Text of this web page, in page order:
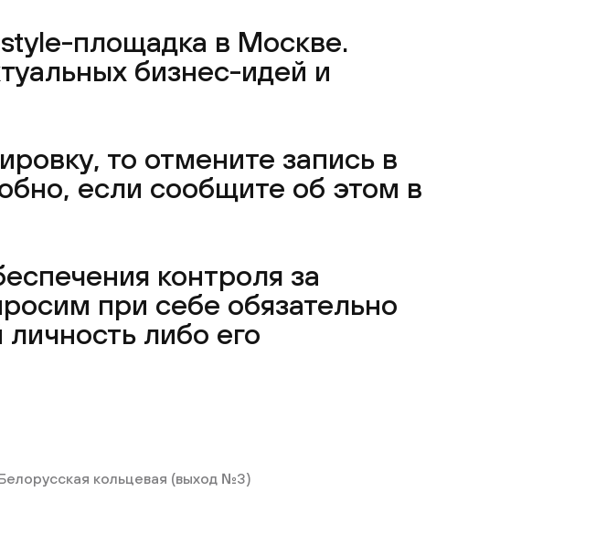
площадка в Москве.
бизнес-идей и
то отмените запись в
если сообщите об этом в
контроля за
при себе обязательно
либо его
кольцевая (выход №3)